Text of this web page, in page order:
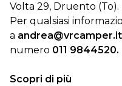
Volta 29, Druento (To).
Per qualsiasi
a andrea@vrcamper.it
numero 011 9844520.
Scopri di più